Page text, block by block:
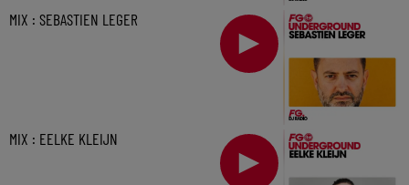
MIX : SEBASTIEN LEGER
MIX : EELKE KLEIJN